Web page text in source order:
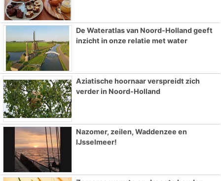
De Wateratlas van Noord-Holland geeft
inzicht in onze relatie met water
Aziatische hoornaar verspreidt zich
verder in Noord-Holland
Nazomer, zeilen, Waddenzee en
IJsselmeer!